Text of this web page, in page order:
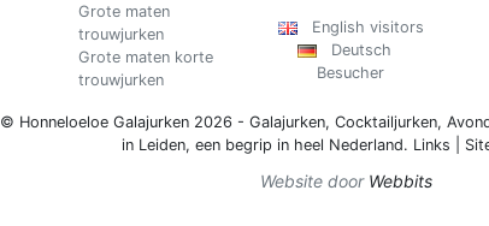
Grote maten
trouwjurken
Grote maten korte
trouwjurken
English visitors
Deutsch
Besucher
© Honneloeloe Galajurken 2026 - Galajurken, Cocktailjurken,
in Leiden, een begrip in heel Nederland. Links
Website door Webbits